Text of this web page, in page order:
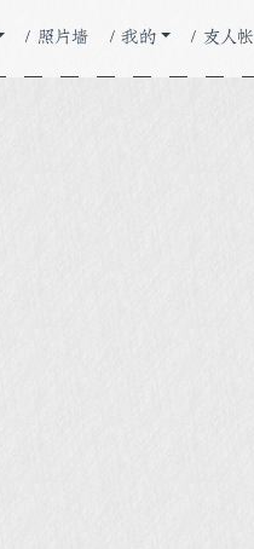
/ 照片墙 / 我的 / 友人帐